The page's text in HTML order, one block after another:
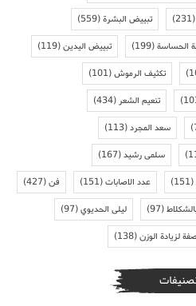
(231) تبييض البشرة(559)
الحساسة(199) تبييض اليدين(119)
تكثيف الرموش(101)
تنعيم الشعر(434)
سعد المجرد(113)
سلمى رشيد(167)
(151) عدد الاصابات(151) فن(427)
(97) ليلى الحديوي(97)
لزيادة الوزن(138)